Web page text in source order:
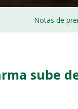
Notas de
sube